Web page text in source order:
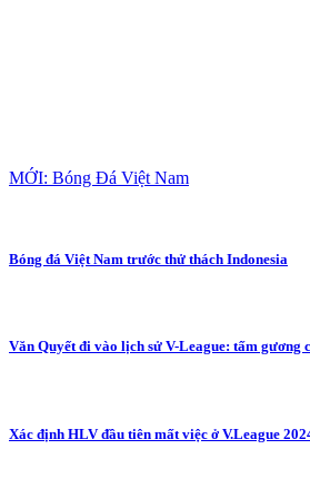
MỚI: Bóng Đá Việt Nam
Bóng đá Việt Nam trước thử thách Indonesia
Văn Quyết đi vào lịch sử V-League: tấm gương
Xác định HLV đầu tiên mất việc ở V.League